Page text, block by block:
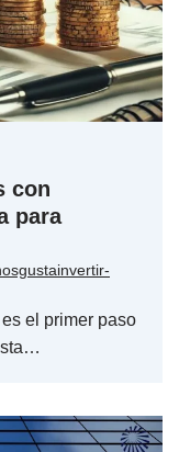
con
para
el primer paso